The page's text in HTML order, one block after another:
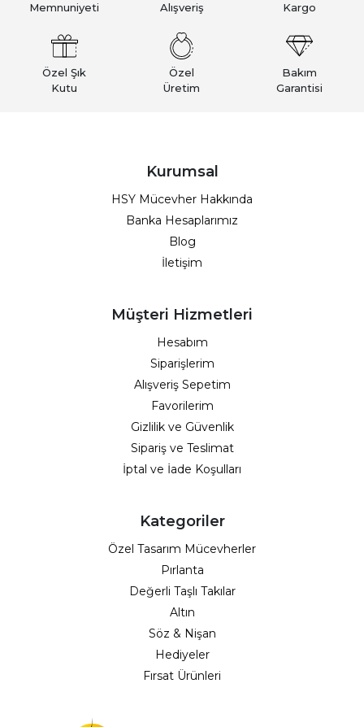
Memnuniyeti
Alışveriş
Kargo
Özel Şık
Kutu
Özel
Üretim
Bakım
Garantisi
Kurumsal
HSY Mücevher Hakkında
Banka Hesaplarımız
Blog
İletişim
Müşteri Hizmetleri
Hesabım
Siparişlerim
Alışveriş Sepetim
Favorilerim
Gizlilik ve Güvenlik
Sipariş ve Teslimat
İptal ve İade Koşulları
Kategoriler
Özel Tasarım Mücevherler
Pırlanta
Değerli Taşlı Takılar
Altın
Söz & Nişan
Hediyeler
Fırsat Ürünleri